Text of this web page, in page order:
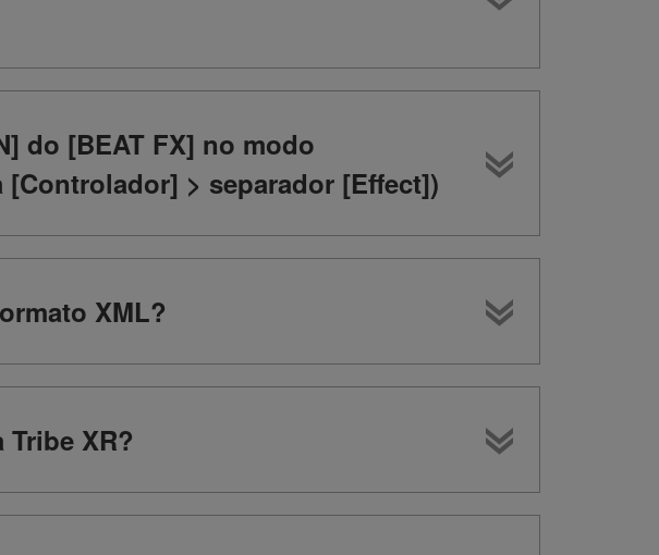
do [BEAT FX] no modo
[Controlador] > separador [Effect])
XML?
XR?